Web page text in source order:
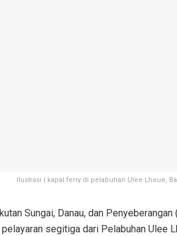
Ilustrasi | kapal ferry di pelabuhan Ulee Lheue,
Sungai, Danau, dan
segitiga dari Pelabuhan Ulee